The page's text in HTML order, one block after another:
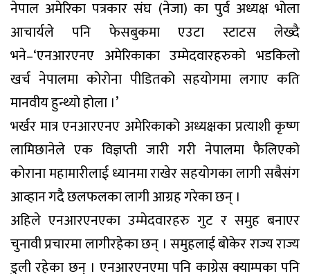
नेपाल अमेरिका पत्रकार संघ (नेजा) का पुर्व अध्यक्ष भोला
आचार्यले पनि फेसबुकमा एउटा स्टाटस लेख्दै
भने–‘एनआरएनए अमेरिकाका उम्मेदवारहरुको भडकिलो
खर्च नेपालमा कोरोना पीडितको सहयोगमा लगाए कति
मानवीय हुन्थ्यो होला ।’
भर्खर मात्र एनआरएनए अमेरिकाको अध्यक्षका प्रत्याशी कृष्ण
लामिछानेले एक विज्ञप्ती जारी गरी नेपालमा फैलिएको
कोराना महामारीलाई ध्यानमा राखेर सहयोगका लागी सबैसंग
आव्हान गदै छलफलका लागी आग्रह गरेका छन् ।
अहिले एनआरएनएका उम्मेदवारहरु गुट र समुह बनाएर
चुनावी प्रचारमा लागीरहेका छन् । समुहलाई बोकेर राज्य राज्य
डुली रहेका छन् । एनआरएनएमा पनि काग्रेस क्याम्पका पनि